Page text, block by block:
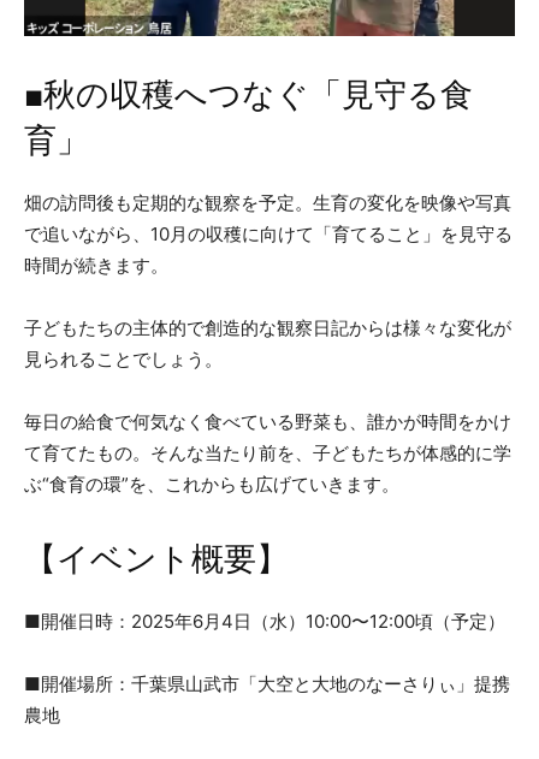
■秋の収穫へつなぐ「見守る食
育」
畑の訪問後も定期的な観察を予定。生育の変化を映像や写真
で追いながら、10月の収穫に向けて「育てること」を見守る
時間が続きます。
子どもたちの主体的で創造的な観察日記からは様々な変化が
見られることでしょう。
毎日の給食で何気なく食べている野菜も、誰かが時間をかけ
て育てたもの。そんな当たり前を、子どもたちが体感的に学
ぶ“食育の環”を、これからも広げていきます。
【イベント概要】
■開催日時：2025年6月4日（水）10:00〜12:00頃（予定）
■開催場所：千葉県山武市「大空と大地のなーさりぃ」提携
農地